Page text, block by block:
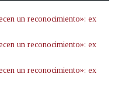
un reconocimiento»: ex
un reconocimiento»: ex
un reconocimiento»: ex